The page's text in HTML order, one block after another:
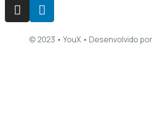
© 2023 • YouX • Desenvolvido por